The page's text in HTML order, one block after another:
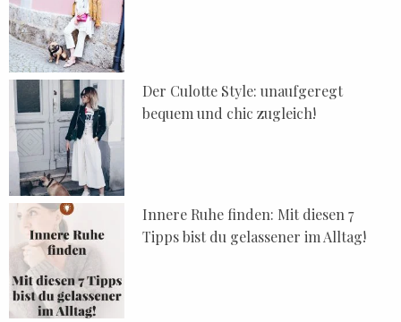
Der Culotte Style: unaufgeregt
bequem und chic zugleich!
Innere Ruhe finden: Mit diesen 7
Tipps bist du gelassener im Alltag!